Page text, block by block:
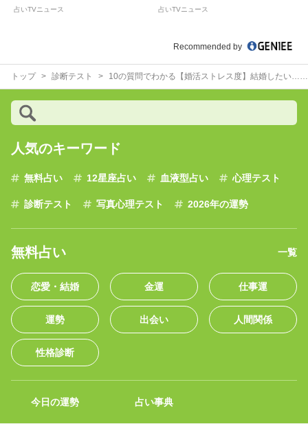
占いTVニュース 占いTVニュース
Recommended by
トップ 診断テスト 10の質問でわかる【婚活ストレス度】結婚したい
人気のキーワード
無料占い 12星座占い 血液型占い 心理テスト
診断テスト 写真心理テスト 2026年の運勢
無料占い 一覧
恋愛・結婚 金運 仕事運
運勢 出会い 人間関係
性格診断
今日の運勢 占い事典